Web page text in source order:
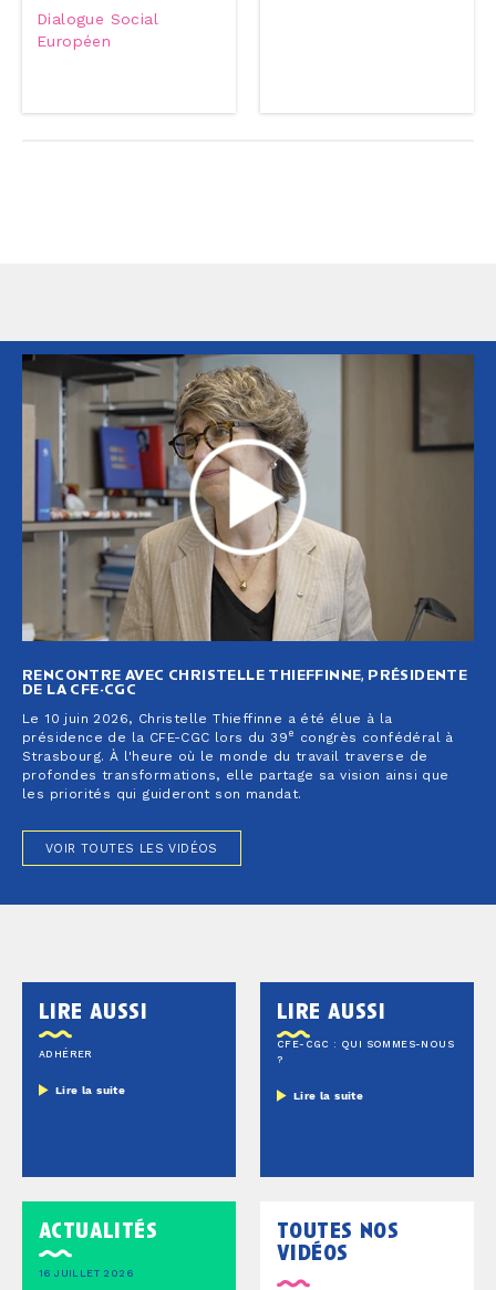
Dialogue Social
Européen
RENCONTRE AVEC CHRISTELLE THIEFFINNE, PRÉSIDENTE
DE LA CFE-CGC
Le 10 juin 2026, Christelle Thieffinne a été élue à la
présidence de la CFE-CGC lors du 39e
congrès confédéral à
Strasbourg. À l'heure où le monde du travail traverse de
profondes transformations, elle partage sa vision ainsi que
les priorités qui guideront son mandat.
VOIR TOUTES LES VIDÉOS
lire aussi
ADHÉRER
Lire la suite
lire aussi
CFE-CGC : QUI SOMMES-NOUS
?
Lire la suite
actualités
16 JUILLET 2026
toutes nos
vidéos